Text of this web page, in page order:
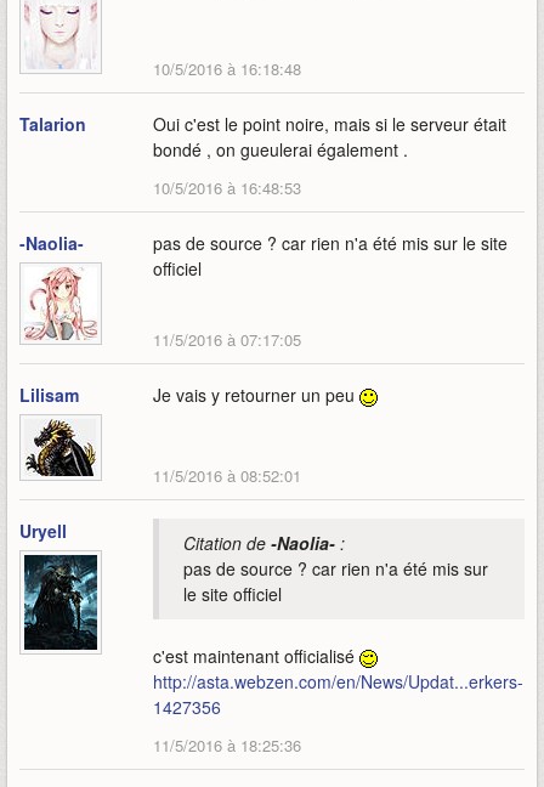
10/5/2016 à 16:18:48
Talarion
Oui c'est le point noire, mais si le serveur était
bondé , on gueulerai également .
10/5/2016 à 16:48:53
-Naolia-
pas de source ? car rien n'a été mis sur le site
officiel
11/5/2016 à 07:17:05
Lilisam Je vais y retourner un peu
11/5/2016 à 08:52:01
Uryell Citation de -Naolia- :
pas de source ? car rien n'a été mis sur
le site officiel
c'est maintenant officialisé
http://asta.webzen.com/en/News/Updat...erkers-
1427356
11/5/2016 à 18:25:36